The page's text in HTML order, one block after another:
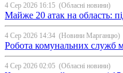
4 Сер 2026 16:15 (Обласні новини)
Майже 20 атак на область:
4 Сер 2026 14:34 (Новини Марганцю)
Робота комунальних служб
4 Сер 2026 02:05 (Обласні новини)